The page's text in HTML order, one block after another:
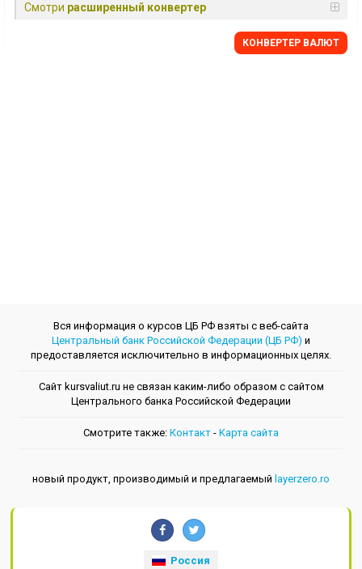
Смотри расширенный конвертер
КОНВЕРТЕР ВАЛЮТ
Вся информация о курсов ЦБ РФ взяты с веб-сайта
Центральный банк Российской Федерации (ЦБ РФ) и
предоставляется исключительно в информационных целях.
Сайт kursvaliut.ru не связан каким-либо образом с сайтом
Центрального банкa Российской Федерации
Смотрите также: Контакт - Kарта сайта
новый продукт, производимый и предлагаемый layerzero.ro
Россия